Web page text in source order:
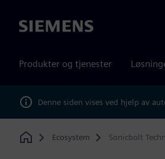
Siemens
Produkter og tjenester
Denne siden vises ved hjelp av
Home
Ecosystem Sonicbolt